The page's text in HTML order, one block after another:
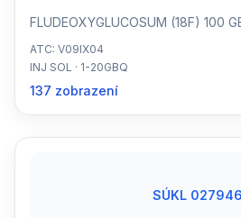
FLUDEOXYGLUCOSUM (18F) 100
ATC: V09IX04
INJ SOL · 1-20GBQ
137 zobrazení
SÚKL